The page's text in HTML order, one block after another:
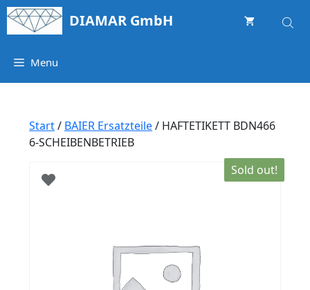
Springe
zum
DIAMAR GmbH
Menu
Start/ BAIER Ersatzteile/ HAFTETIKETT BDN466
6-SCHEIBENBETRIEB
Sold out!